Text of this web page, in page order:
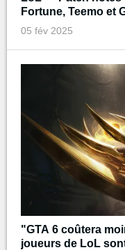
Fortune, Teemo et
05 fév 2025
"GTA 6 coûtera
joueurs de LoL